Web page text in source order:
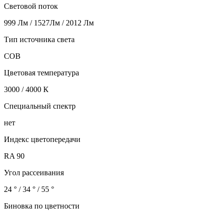
Световой поток
999 Лм / 1527Лм / 2012 Лм
Тип источника света
COB
Цветовая температура
3000 / 4000 К
Специальный спектр
нет
Индекс цветопередачи
RA 90
Угол рассеивания
24 ° / 34 ° / 55 °
Биновка по цветности